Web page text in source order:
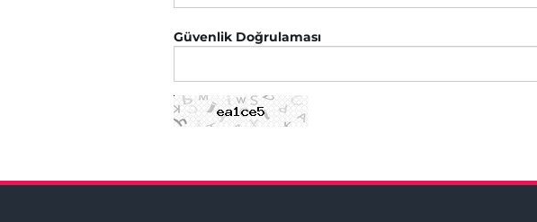
Güvenlik Doğrulaması